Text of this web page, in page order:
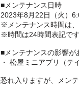
■メンテナンス日時
2023年8月22日（火）
※メンテナンス時間は、
※時間は24時間表記です
■メンテナンスの影響が
・ 松屋ミニアプリ（テ
恐れ入りますが、メン